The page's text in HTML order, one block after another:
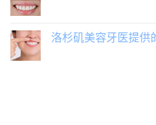
洛杉矶美容牙医提供